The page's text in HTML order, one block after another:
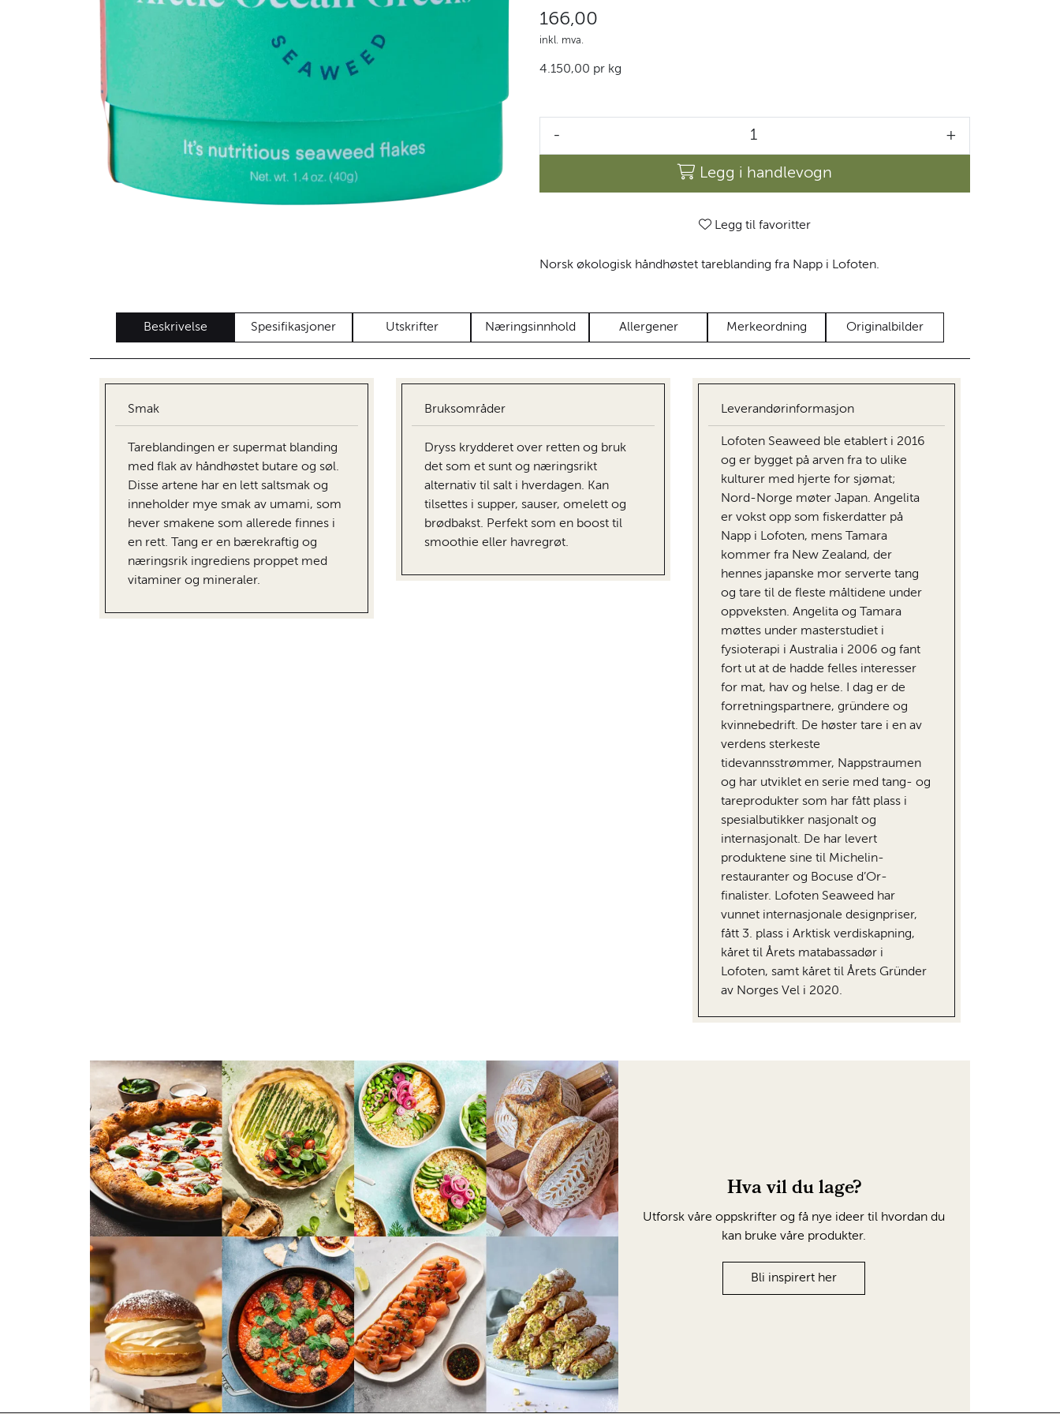
166,00
inkl. mva.
4.150,00 pr kg
- +
Legg i handlevogn
Legg til favoritter
Norsk økologisk håndhøstet tareblanding fra Napp i Lofoten.
Beskrivelse Spesifikasjoner Utskrifter Næringsinnhold Allergener Merkeordning Originalbilder
Smak
Tareblandingen er supermat blanding
med flak av håndhøstet butare og søl.
Disse artene har en lett saltsmak og
inneholder mye smak av umami, som
hever smakene som allerede finnes i
en rett. Tang er en bærekraftig og
næringsrik ingrediens proppet med
vitaminer og mineraler.
Bruksområder
Dryss krydderet over retten og bruk
det som et sunt og næringsrikt
alternativ til salt i hverdagen. Kan
tilsettes i supper, sauser, omelett og
brødbakst. Perfekt som en boost til
smoothie eller havregrøt.
Leverandørinformasjon
Lofoten Seaweed ble etablert i 2016
og er bygget på arven fra to ulike
kulturer med hjerte for sjømat;
Nord-Norge møter Japan. Angelita
er vokst opp som fiskerdatter på
Napp i Lofoten, mens Tamara
kommer fra New Zealand, der
hennes japanske mor serverte tang
og tare til de fleste måltidene under
oppveksten. Angelita og Tamara
møttes under masterstudiet i
fysioterapi i Australia i 2006 og fant
fort ut at de hadde felles interesser
for mat, hav og helse. I dag er de
forretningspartnere, gründere og
kvinnebedrift. De høster tare i en av
verdens sterkeste
tidevannsstrømmer, Nappstraumen
og har utviklet en serie med tang- og
tareprodukter som har fått plass i
spesialbutikker nasjonalt og
internasjonalt. De har levert
produktene sine til Michelin-
restauranter og Bocuse d’Or-
finalister. Lofoten Seaweed har
vunnet internasjonale designpriser,
fått 3. plass i Arktisk verdiskapning,
kåret til Årets matabassadør i
Lofoten, samt kåret til Årets Gründer
av Norges Vel i 2020.
Hva vil du lage?
Utforsk våre oppskrifter og få nye ideer til hvordan du
kan bruke våre produkter.
Bli inspirert her